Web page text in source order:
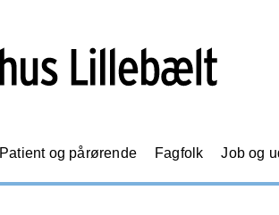
Patient og pårørende Fagfolk Job og